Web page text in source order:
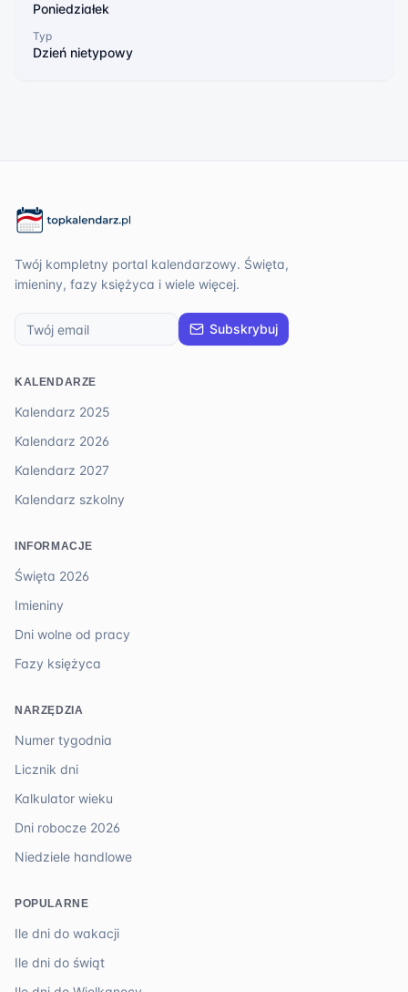
Poniedziałek
Typ
Dzień nietypowy
Twój kompletny portal kalendarzowy. Święta,
imieniny, fazy księżyca i wiele więcej.
Subskrybuj
KALENDARZE
Kalendarz 2025
Kalendarz 2026
Kalendarz 2027
Kalendarz szkolny
INFORMACJE
Święta 2026
Imieniny
Dni wolne od pracy
Fazy księżyca
NARZĘDZIA
Numer tygodnia
Licznik dni
Kalkulator wieku
Dni robocze 2026
Niedziele handlowe
POPULARNE
Ile dni do wakacji
Ile dni do świąt